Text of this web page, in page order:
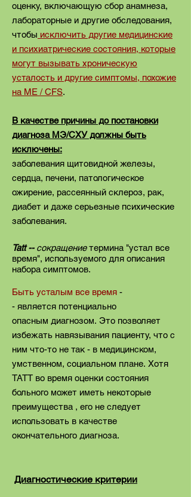
оценку, включающую сбор анамнеза,
лабораторные и другие обследования,
чтобы исключить другие медицинские
и психиатрические состояния, которые
могут вызывать хроническую
усталость и другие симптомы, похожие
на ME / CFS.
В качестве причины до постановки
диагноза МЭ/СХУ должны быть
исключены:
заболевания щитовидной железы,
сердца, печени, патологическое
ожирение, рассеянный склероз, рак,
диабет и даже серьезные психические
заболевания.
Tatt -- сокращениетермина "устал все
время", используемого для описания
набора симптомов.
Быть усталым все время -
- является потенциально
опасным диагнозом. Это позволяет
избежать навязывания пациенту, что с
ним что-то не так - в медицинском,
умственном, социальном плане. Хотя
ТАТТ во время оценки состояния
больного может иметь некоторые
преимущества , его не следует
использовать в качестве
окончательного диагноза.
Диагностические критерии